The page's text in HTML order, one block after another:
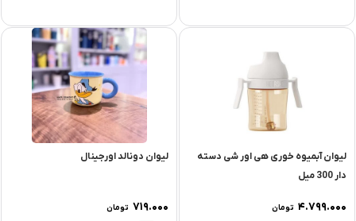
لیوان آبمیوه خوری هی اور شی دسته
دار 300 میل
۴.۷۹۹.۰۰۰ تومان
لیوان دونالد اورجینال
۷۱۹.۰۰۰ تومان